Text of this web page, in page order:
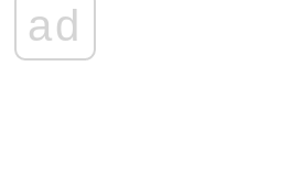
ad